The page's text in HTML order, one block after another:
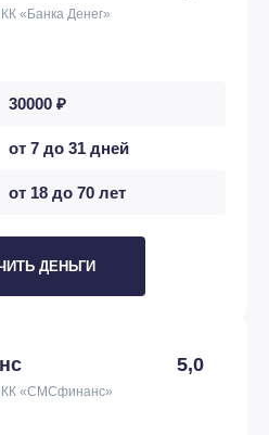
«Банка Денег»
30000 ₽
от 7 до 31 дней
от 18 до 70 лет
ДЕНЬГИ
5,0
«СМСфинанс»